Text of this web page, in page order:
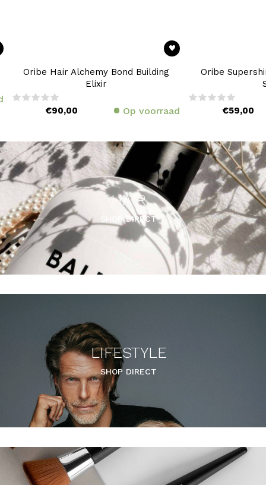
Oribe Hair Alchemy Bond Building
Elixir
€90,00 Op voorraad
Oribe
€59,00
HAIR
SHOP DIRECT
LIFESTYLE
SHOP DIRECT